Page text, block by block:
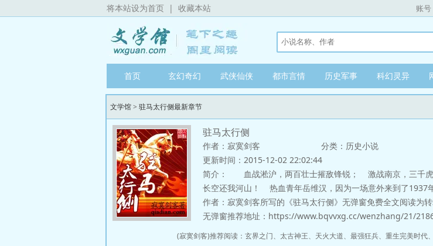
将本站设为首页 | 收藏本站 账号
首页 玄幻奇幻 武侠仙侠 都市言情 历史军事 科幻灵异
文学馆> 驻马太行侧最新章节
驻马太行侧
作者：寂寞剑客 分类：历史小说
更新时间：2015-12-02 22:02:44
简介：
血战淞沪，两百壮士摧敌锋锐； 激战南京，三千
长空还我河山！ 热血青年岳维汉，因为一场意外来到了1937
作者：寂寞剑客所写的《驻马太行侧》无弹窗免费全文阅读为转
无弹窗推荐地址：https://www.bqvvxg.cc/wenzhang/21/
(寂寞剑客)推荐阅读： 玄界之门、 太古神王、 天火大道、 最强狂兵、 重生完美时代、